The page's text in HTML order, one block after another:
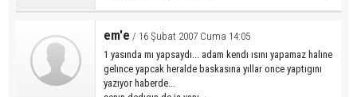
em'e / 16 Şubat 2007 Cuma 14:05
1 yasında mı yapsaydı... adam kendı ısını yapamaz halıne
gelınce yapcak heralde baskasına yıllar once yaptıgını
yazıyor haberde...